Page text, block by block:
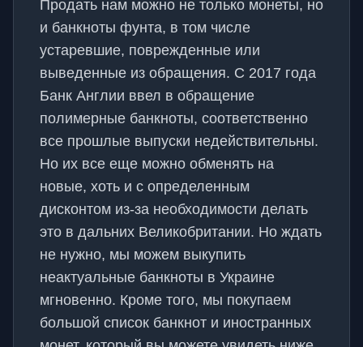
Продать нам можно не только монеты, но
и банкноты фунта, в том числе
устаревшие, поврежденные или
выведенные из обращения. С 2017 года
Банк Англии ввел в обращение
полимерные банкноты, соответственно
все прошлые выпуски недействительны.
Но их все еще можно обменять на
новые, хоть и с определенным
дисконтом из-за необходимости делать
это в дальних Великобритании. Но ждать
не нужно, мы можем выкупить
неактуальные банкноты в Украине
мгновенно. Кроме того, мы покупаем
большой список банкнот и иностранных